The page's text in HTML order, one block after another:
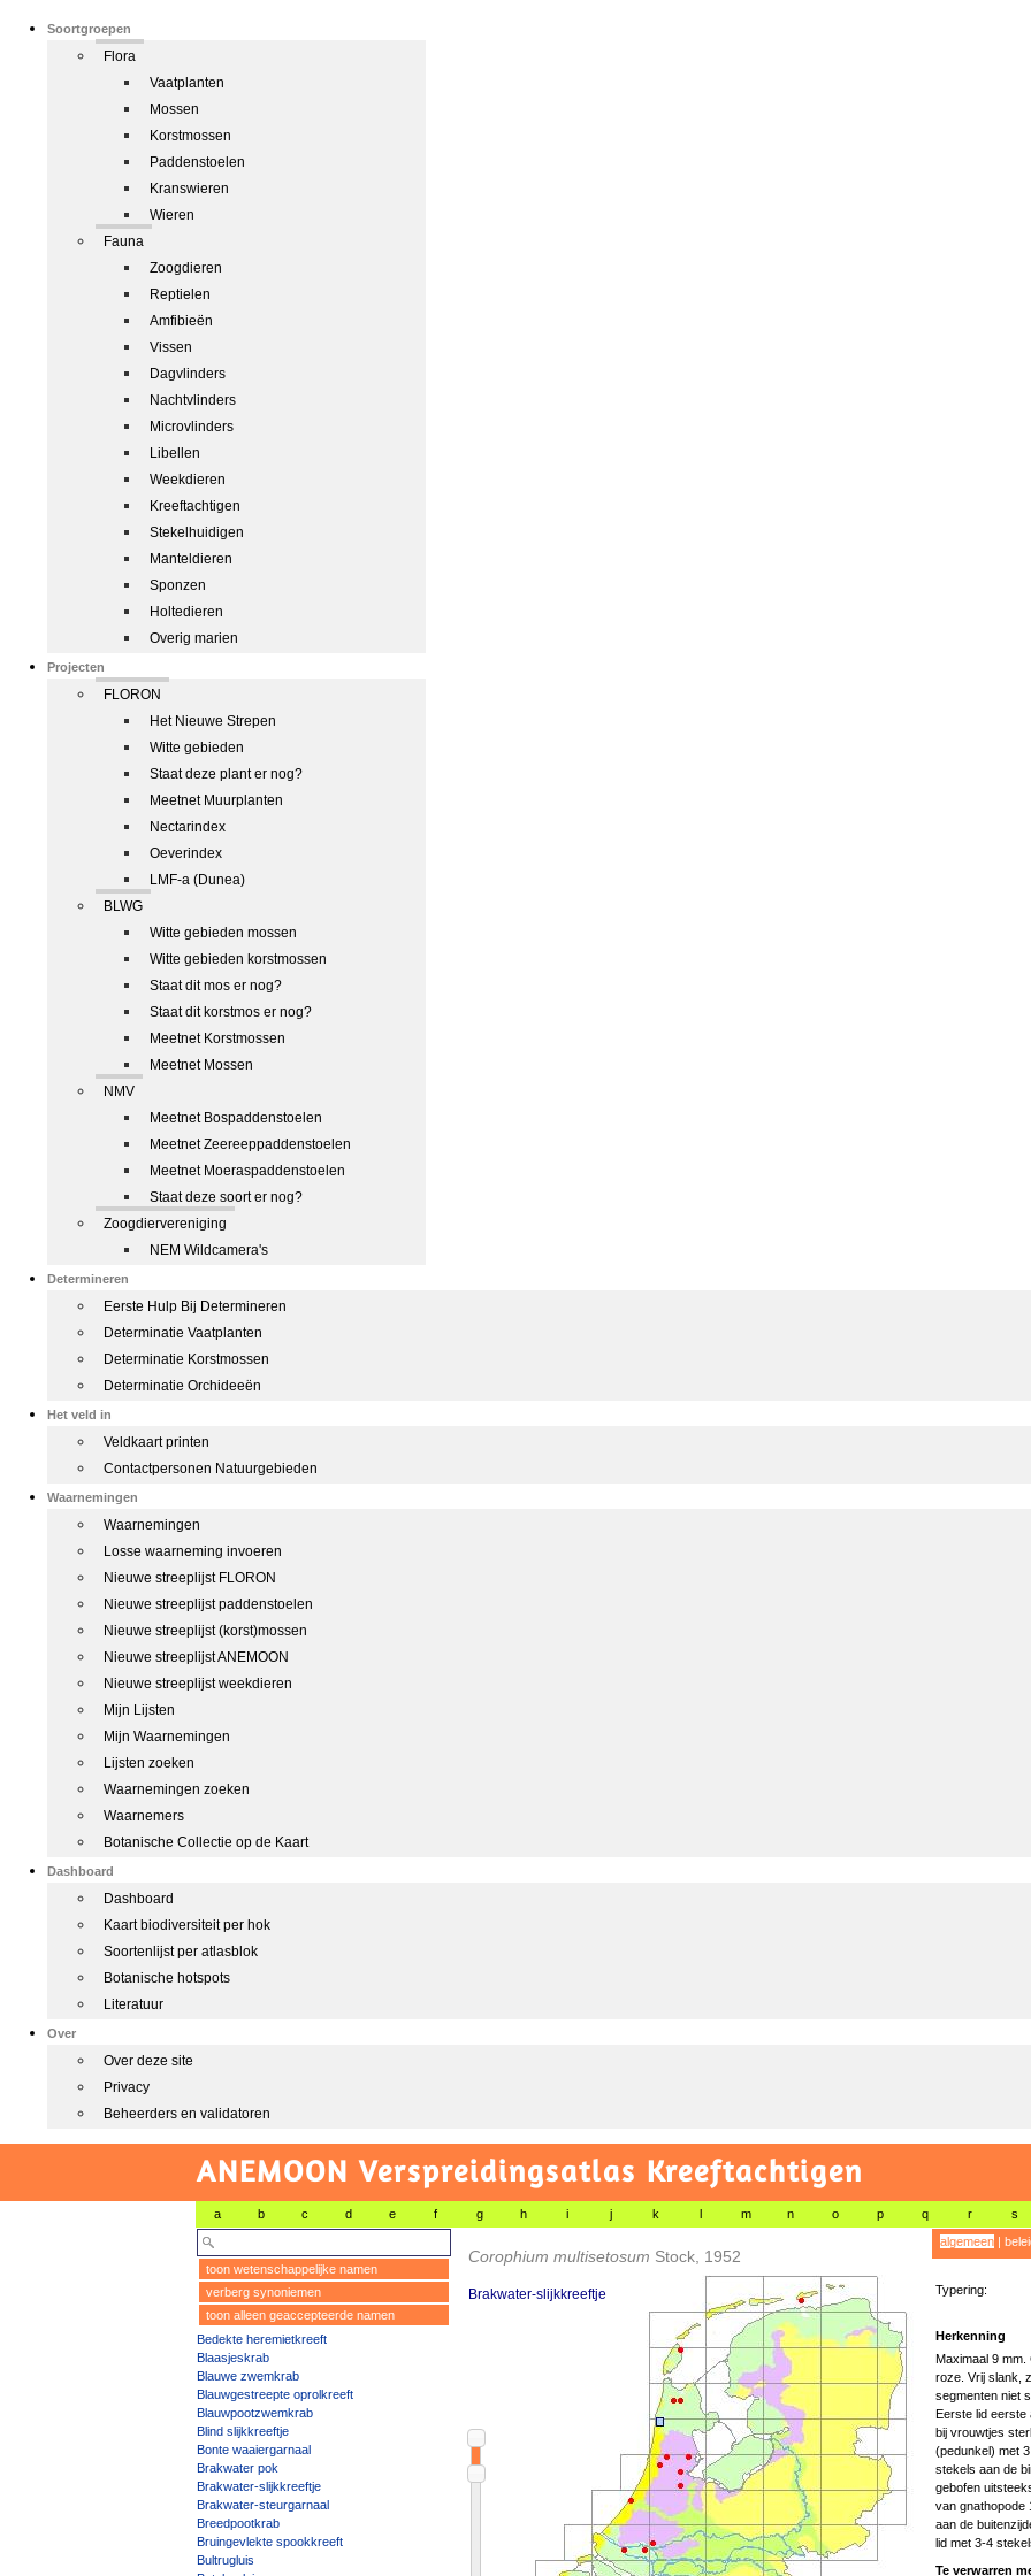
Soortgroepen
Flora
Vaatplanten
Mossen
Korstmossen
Paddenstoelen
Kranswieren
Wieren
Fauna
Zoogdieren
Reptielen
Amfibieën
Vissen
Dagvlinders
Nachtvlinders
Microvlinders
Libellen
Weekdieren
Kreeftachtigen
Stekelhuidigen
Manteldieren
Sponzen
Holtedieren
Overig marien
Projecten
FLORON
Het Nieuwe Strepen
Witte gebieden
Staat deze plant er nog?
Meetnet Muurplanten
Nectarindex
Oeverindex
LMF-a (Dunea)
BLWG
Witte gebieden mossen
Witte gebieden korstmossen
Staat dit mos er nog?
Staat dit korstmos er nog?
Meetnet Korstmossen
Meetnet Mossen
NMV
Meetnet Bospaddenstoelen
Meetnet Zeereeppaddenstoelen
Meetnet Moeraspaddenstoelen
Staat deze soort er nog?
Zoogdiervereniging
NEM Wildcamera's
Determineren
Eerste Hulp Bij Determineren
Determinatie Vaatplanten
Determinatie Korstmossen
Determinatie Orchideeën
Het veld in
Veldkaart printen
Contactpersonen Natuurgebieden
Waarnemingen
Waarnemingen
Losse waarneming invoeren
Nieuwe streeplijst FLORON
Nieuwe streeplijst paddenstoelen
Nieuwe streeplijst (korst)mossen
Nieuwe streeplijst ANEMOON
Nieuwe streeplijst weekdieren
Mijn Lijsten
Mijn Waarnemingen
Lijsten zoeken
Waarnemingen zoeken
Waarnemers
Botanische Collectie op de Kaart
Dashboard
Dashboard
Kaart biodiversiteit per hok
Soortenlijst per atlasblok
Botanische hotspots
Literatuur
Over
Over deze site
Privacy
Beheerders en validatoren
ANEMOON Verspreidingsatlas Kreeftachtigen
a b c d e f g h i j k l m n o p q r s
toon wetenschappelijke namen
verberg synoniemen
toon alleen geaccepteerde namen
Bedekte heremietkreeft
Blaasjeskrab
Blauwe zwemkrab
Blauwgestreepte oprolkreeft
Blauwpootzwemkrab
Blind slijkkreeftje
Bonte waaiergarnaal
Brakwater pok
Brakwater-slijkkreeftje
Brakwater-steurgarnaal
Breedpootkrab
Bruingevlekte spookkreeft
Bultrugluis
Corophium multisetosum Stock, 1952
Brakwater-slijkkreeftje
algemeen|
Typering:
Herkenning
Maximaal 9
roze. Vrij slank,
segmenten niet
Eerste lid eerste
bij vrouwtjes
(pedunkel) met
stekels aan de
gebofen
van gnathopode
aan de
lid met 3-4
Te verwarren